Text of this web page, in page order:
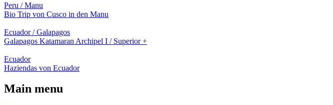
Peru / Manu
Bio Trip von Cusco in den Manu
Ecuador / Galapagos
Galapagos Katamaran Archipel I / Superior +
Ecuador
Haziendas von Ecuador
Main menu